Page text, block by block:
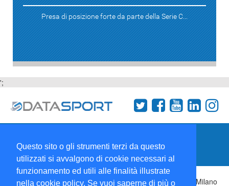
Questo sito o gli strumenti terzi da questo
utilizzati si avvalgono di cookie necessari al
funzionamento ed utili alle finalità illustrate
nella cookie policy. Se vuoi saperne di più o
Presa di posizione forte da parte della Serie C...
';
Collabora con noi
Copyright 1995-2026 © Wise Srl Via Palmanova 8 20132 Milano